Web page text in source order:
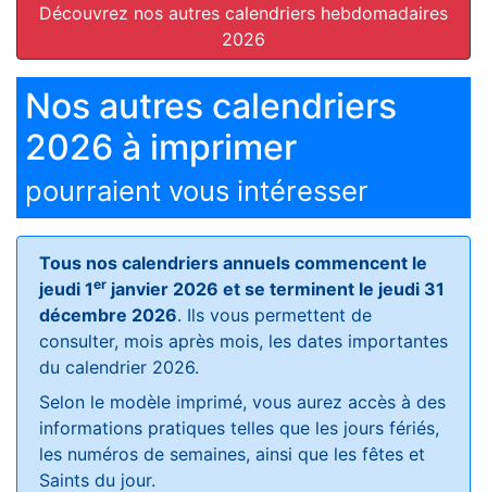
Découvrez nos autres calendriers hebdomadaires
2026
Nos autres calendriers
2026 à imprimer
pourraient vous intéresser
Tous nos calendriers annuels commencent le
jeudi 1er janvier 2026 et se terminent le jeudi 31
décembre 2026. Ils vous permettent de
consulter, mois après mois, les dates importantes
du calendrier 2026.
Selon le modèle imprimé, vous aurez accès à des
informations pratiques telles que les jours fériés,
les numéros de semaines, ainsi que les fêtes et
Saints du jour.